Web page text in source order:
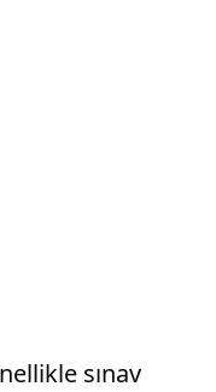
sınav